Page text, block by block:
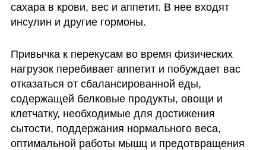
сахара в крови, вес и аппетит. В нее входят
инсулин и другие гормоны.
Привычка к перекусам во время физических
нагрузок перебивает аппетит и побуждает вас
отказаться от сбалансированной еды,
содержащей белковые продукты, овощи и
клетчатку, необходимые для достижения
сытости, поддержания нормального веса,
оптимальной работы мышц и предотвращения